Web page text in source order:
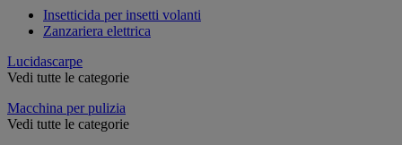
Insetticida per insetti volanti
Zanzariera elettrica
Lucidascarpe
Vedi tutte le categorie
Macchina per pulizia
Vedi tutte le categorie